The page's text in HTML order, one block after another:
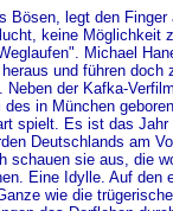
Bösen, legt den Finger
keine Möglichkeit
Michael
und führen doch
Neben der Kafka-
in München
spielt. Es ist das Jahr
Deutschlands am
schauen sie aus, die
Eine Idylle. Auf den
wie die